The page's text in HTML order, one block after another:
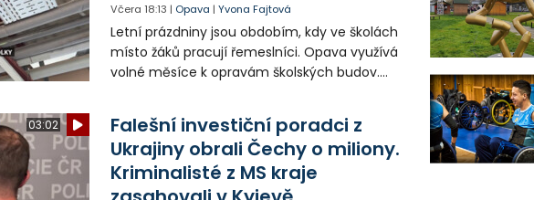
Včera 18:13 | Opava |Yvona Fajtová
Letní prázdniny jsou obdobím, kdy ve školách
místo žáků pracují řemeslníci. Opava využívá
volné měsíce k opravám školských budov.
rozsáhlé.
03:02
Falešní investiční poradci z
Ukrajiny obrali Čechy o miliony.
Kriminalisté z MS kraje